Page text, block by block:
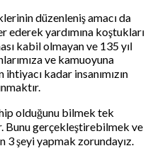
düzenleniş amacı da
ederek yardımına koştukları
kabil olmayan ve 135 yıl
ve kamuoyuna
kadar insanımızın
olduğunu bilmek tek
Bunu gerçekleştirebilmek ve
3 şeyi yapmak zorundayız.